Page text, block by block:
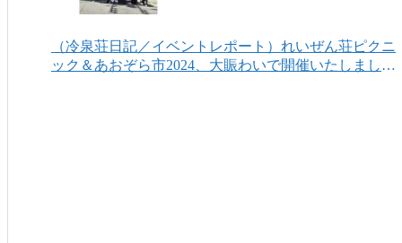
（冷泉荘日記／イベントレポート）れいぜん荘ピクニ
ック＆あおぞら市2024、大賑わいで開催いたしまし